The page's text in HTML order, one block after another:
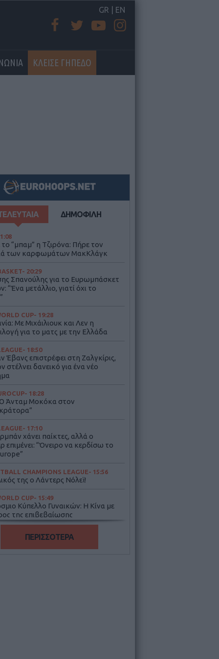
GR EN
ΚΛΕΙΣΕ ΓΗΠΕΔΟ
ΔΗΜΟΦΙΛΗ
“μπαμ” η Τζιρόνα: Πήρε τον
των καρφωμάτων ΜακΚλάγκ
- 20:29
Σπανούλης για το Ευρωμπάσκετ
“Ένα μετάλλιο, γιατί όχι το
CUP- 19:28
Με Μιχάιλιουκ και Λεν η
για το ματς με την Ελλάδα
- 18:50
Έβανς επιστρέφει στη Ζαλγκίρις,
στέλνει δανεικό για ένα νέο
- 18:28
Άνταμ Μοκόκα στον
- 17:10
χάνει παίκτες, αλλά ο
επιμένει: “Όνειρο να κερδίσω το
CHAMPIONS LEAGUE- 15:56
της ο Λάντερς Νόλεϊ!
CUP- 15:49
Κύπελλο Γυναικών: Η Κίνα με
της επιβεβαίωσης
CUP- 15:07
Με Γιόκιτς & Μιλουτίνοφ στο
του Αυγούστου
ΠΕΡΙΣΣΟΤΕΡΑ